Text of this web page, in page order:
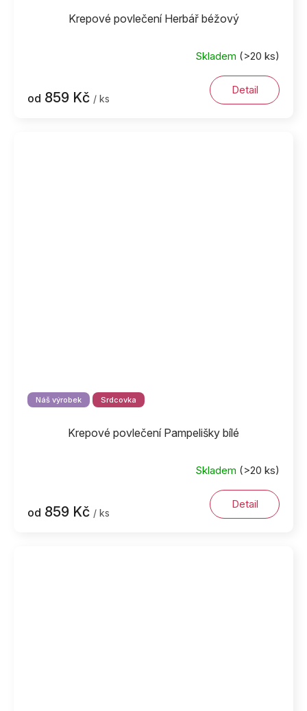
Krepové povlečení Herbář béžový
Skladem (>20 ks)
od 859 Kč / ks
Detail
Náš výrobek Srdcovka
Krepové povlečení Pampelišky bílé
Skladem (>20 ks)
od 859 Kč / ks
Detail